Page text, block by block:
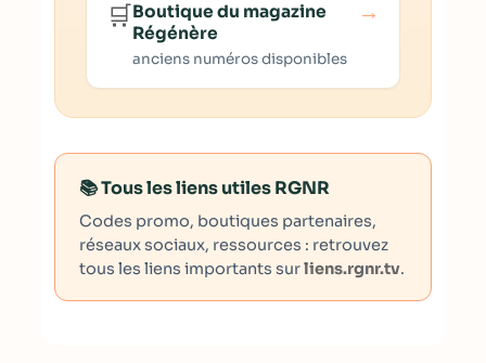
🛒Boutique du magazine
Régénère
anciens numéros disponibles
→
📚 Tous les liens utiles RGNR
Codes promo, boutiques partenaires,
réseaux sociaux, ressources : retrouvez
tous les liens importants surliens.rgnr.tv.